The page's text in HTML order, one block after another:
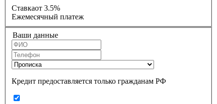
Ставкаот 3.5%
Ежемесячный платеж
Ваши данные
Кредит предоставляется только гражданам РФ